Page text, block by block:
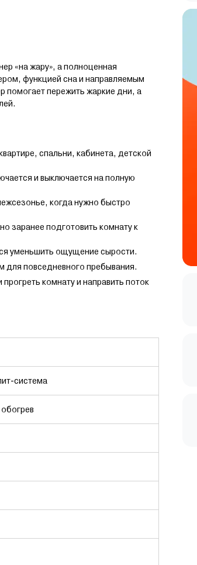
«на жару», а полноценная
функцией сна и направляемым
помогает пережить жаркие дни, а
спальни, кабинета, детской
и выключается на полную
когда нужно быстро
заранее подготовить комнату к
уменьшить ощущение сырости.
для повседневного пребывания.
комнату и направить поток
система